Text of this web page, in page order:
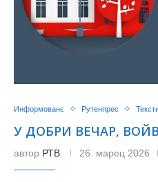
Информованє Рутенпрес
У ДОБРИ ВЕЧАР,
автор РТВ 26. марец 2026